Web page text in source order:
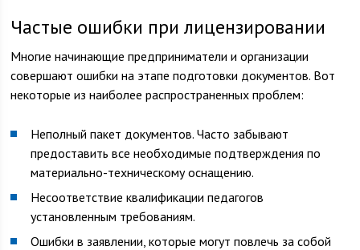
Частые ошибки при лицензировании
Многие начинающие предприниматели и организации
совершают ошибки на этапе подготовки документов. Вот
некоторые из наиболее распространенных проблем:
Неполный пакет документов. Часто забывают
предоставить все необходимые подтверждения по
материально-техническому оснащению.
Несоответствие квалификации педагогов
установленным требованиям.
Ошибки в заявлении, которые могут повлечь за собой